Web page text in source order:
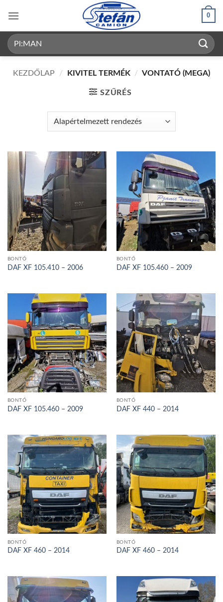
content
0
Keresés
a
KEZDŐLAP / KIVITEL TERMÉK / VONTATÓ (MEGA)
SZŰRÉS
BONTÓ
DAF XF 105.410 – 2006
BONTÓ
DAF XF 105.460 – 2009
BONTÓ
DAF XF 105.460 – 2009
BONTÓ
DAF XF 440 – 2014
BONTÓ
DAF XF 460 – 2014
BONTÓ
DAF XF 460 – 2014